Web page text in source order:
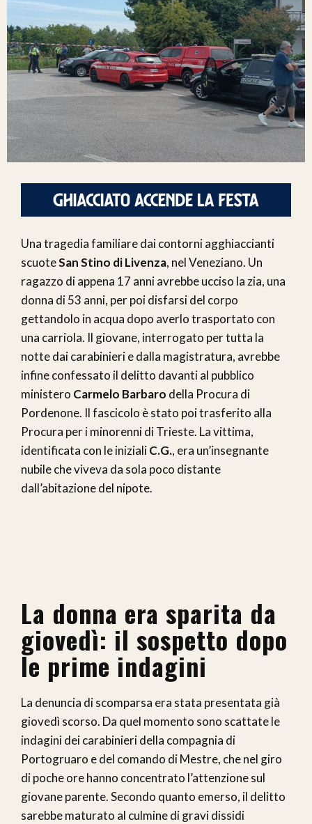
Una tragedia familiare dai contorni agghiaccianti
scuoteSan Stino di Livenza, nel Veneziano. Un
ragazzo di appena 17 anni avrebbe ucciso la zia, una
donna di 53 anni, per poi disfarsi del corpo
gettandolo in acqua dopo averlo trasportato con
una carriola. Il giovane, interrogato per tutta la
notte dai carabinieri e dalla magistratura, avrebbe
infine confessato il delitto davanti al pubblico
ministero Carmelo Barbaro della Procura di
Pordenone. Il fascicolo è stato poi trasferito alla
Procura per i minorenni di Trieste. La vittima,
identificata con le inizialiC.G., era un’insegnante
nubile che viveva da sola poco distante
dall’abitazione del nipote.
La donna era sparita da
giovedì: il sospetto dopo
le prime indagini
La denuncia di scomparsa era stata presentata già
giovedì scorso. Da quel momento sono scattate le
indagini dei carabinieri della compagnia di
Portogruaro e del comando di Mestre, che nel giro
di poche ore hanno concentrato l’attenzione sul
giovane parente. Secondo quanto emerso, il delitto
sarebbe maturato al culmine di gravi dissidi